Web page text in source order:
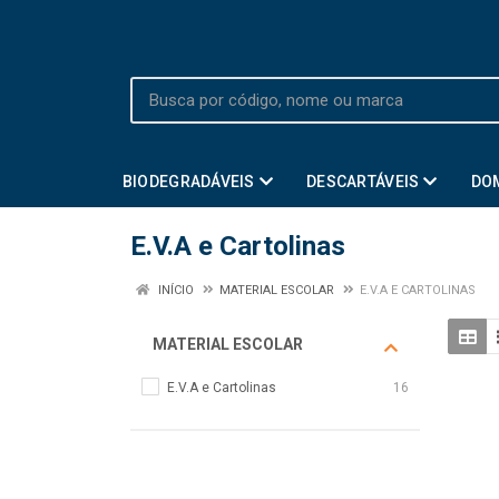
BIODEGRADÁVEIS DESCARTÁVEIS
E.V.A e Cartolinas
INÍCIO MATERIAL ESCOLAR E.V.A E CARTOLINAS
MATERIAL ESCOLAR
E.V.A e Cartolinas 16